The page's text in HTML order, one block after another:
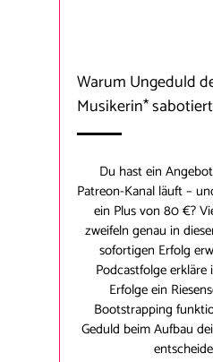
Warum Ungeduld
Musikerin* sabotiert
Du hast ein
Patreon-Kanal läuft –
ein Plus von 80 €?
zweifeln genau in
sofortigen Erfolg
Podcastfolge
Erfolge ein
Bootstrapping
Geduld beim Aufbau